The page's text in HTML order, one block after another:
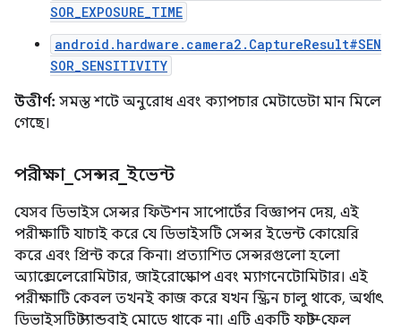
SOR_EXPOSURE_TIME
android.hardware.camera2.CaptureResult#SEN
SOR_SENSITIVITY
উত্তীর্ণ: সমস্ত শটে অনুরোধ এবং ক্যাপচার মেটাডেটা মান মিলে
গেছে।
পরীক্ষা_ সেন্সর_ইভেন্ট
যেসব ডিভাইস সেন্সর ফিউশন সাপোর্টের বিজ্ঞাপন দেয়, এই
পরীক্ষাটি যাচাই করে যে ডিভাইসটি সেন্সর ইভেন্ট কোয়েরি
করে এবং প্রিন্ট করে কিনা। প্রত্যাশিত সেন্সরগুলো হলো
অ্যাক্সেলেরোমিটার, জাইরোস্কোপ এবং ম্যাগনেটোমিটার। এই
পরীক্ষাটি কেবল তখনই কাজ করে যখন স্ক্রিন চালু থাকে, অর্থাৎ
ডিভাইসটি স্ট্যান্ডবাই মোডে থাকে না। এটি একটি ফাস্ট-ফেল